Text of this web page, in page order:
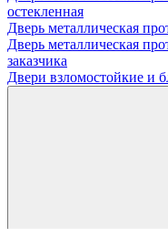
остекленная
Дверь металлическая
Дверь металлическая
заказчика
Двери взломостойкие и